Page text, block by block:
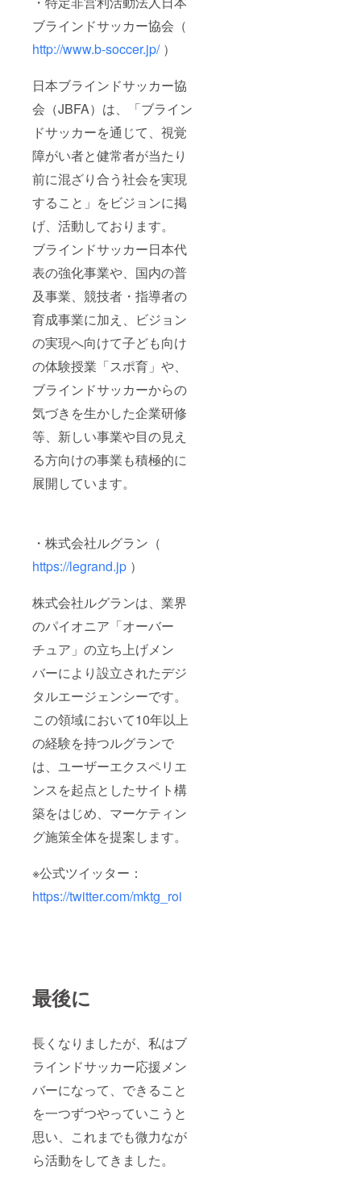
ブラインドサッカー協会（
http://www.b-soccer.jp/）
日本ブラインドサッカー協
会（JBFA）は、「ブライン
ドサッカーを通じて、視覚
障がい者と健常者が当たり
前に混ざり合う社会を実現
すること」をビジョンに掲
げ、活動しております。
ブラインドサッカー日本代
表の強化事業や、国内の普
及事業、競技者・指導者の
育成事業に加え、ビジョン
の実現へ向けて子ども向け
の体験授業「スポ育」や、
ブラインドサッカーからの
気づきを生かした企業研修
等、新しい事業や目の見え
る方向けの事業も積極的に
展開しています。
・株式会社ルグラン（
https://legrand.jp ）
株式会社ルグランは、業界
のパイオニア「オーバー
チュア」の⽴ち上げメン
バーにより設⽴されたデジ
タルエージェンシーです。
この領域において10年以上
の経験を持つルグランで
は、ユーザーエクスペリエ
ンスを起点としたサイト構
築をはじめ、マーケティン
グ施策全体を提案します。
※公式ツイッター：
https://twitter.com/mktg_roi
最後に
長くなりましたが、私はブ
ラインドサッカー応援メン
バーになって、できること
を一つずつやっていこうと
思い、これまでも微力なが
ら活動をしてきました。